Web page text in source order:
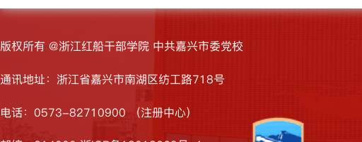
版权所有 @浙江红船干部学院 中共嘉兴市委党校
通讯地址：浙江省嘉兴市南湖区纺工路718号
电话：0573-82710900 （注册中心）